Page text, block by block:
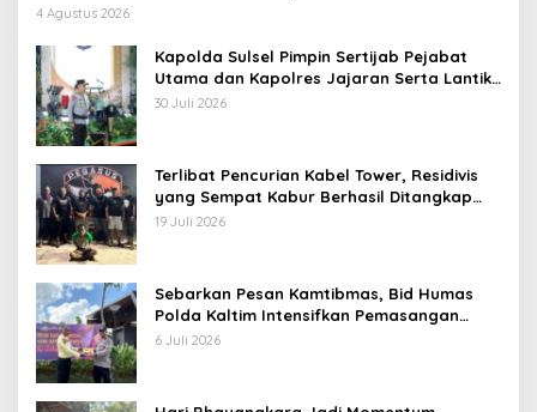
4 Agustus 2026
Kapolda Sulsel Pimpin Sertijab Pejabat
Utama dan Kapolres Jajaran Serta Lantik
Karolog dan Kapolresta Gowa
30 Juli 2026
Terlibat Pencurian Kabel Tower, Residivis
yang Sempat Kabur Berhasil Ditangkap
Tim Gabungan di Jeneponto
19 Juli 2026
Sebarkan Pesan Kamtibmas, Bid Humas
Polda Kaltim Intensifkan Pemasangan
Spanduk serta Pembagian Stiker
6 Juli 2026